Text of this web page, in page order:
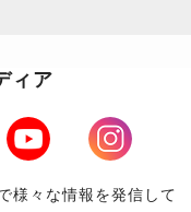
ィア
Youtube
Instagram
様々な情報を発信して